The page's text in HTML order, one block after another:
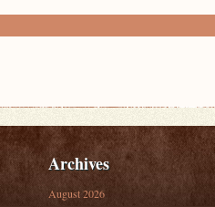
Archives
August 2026